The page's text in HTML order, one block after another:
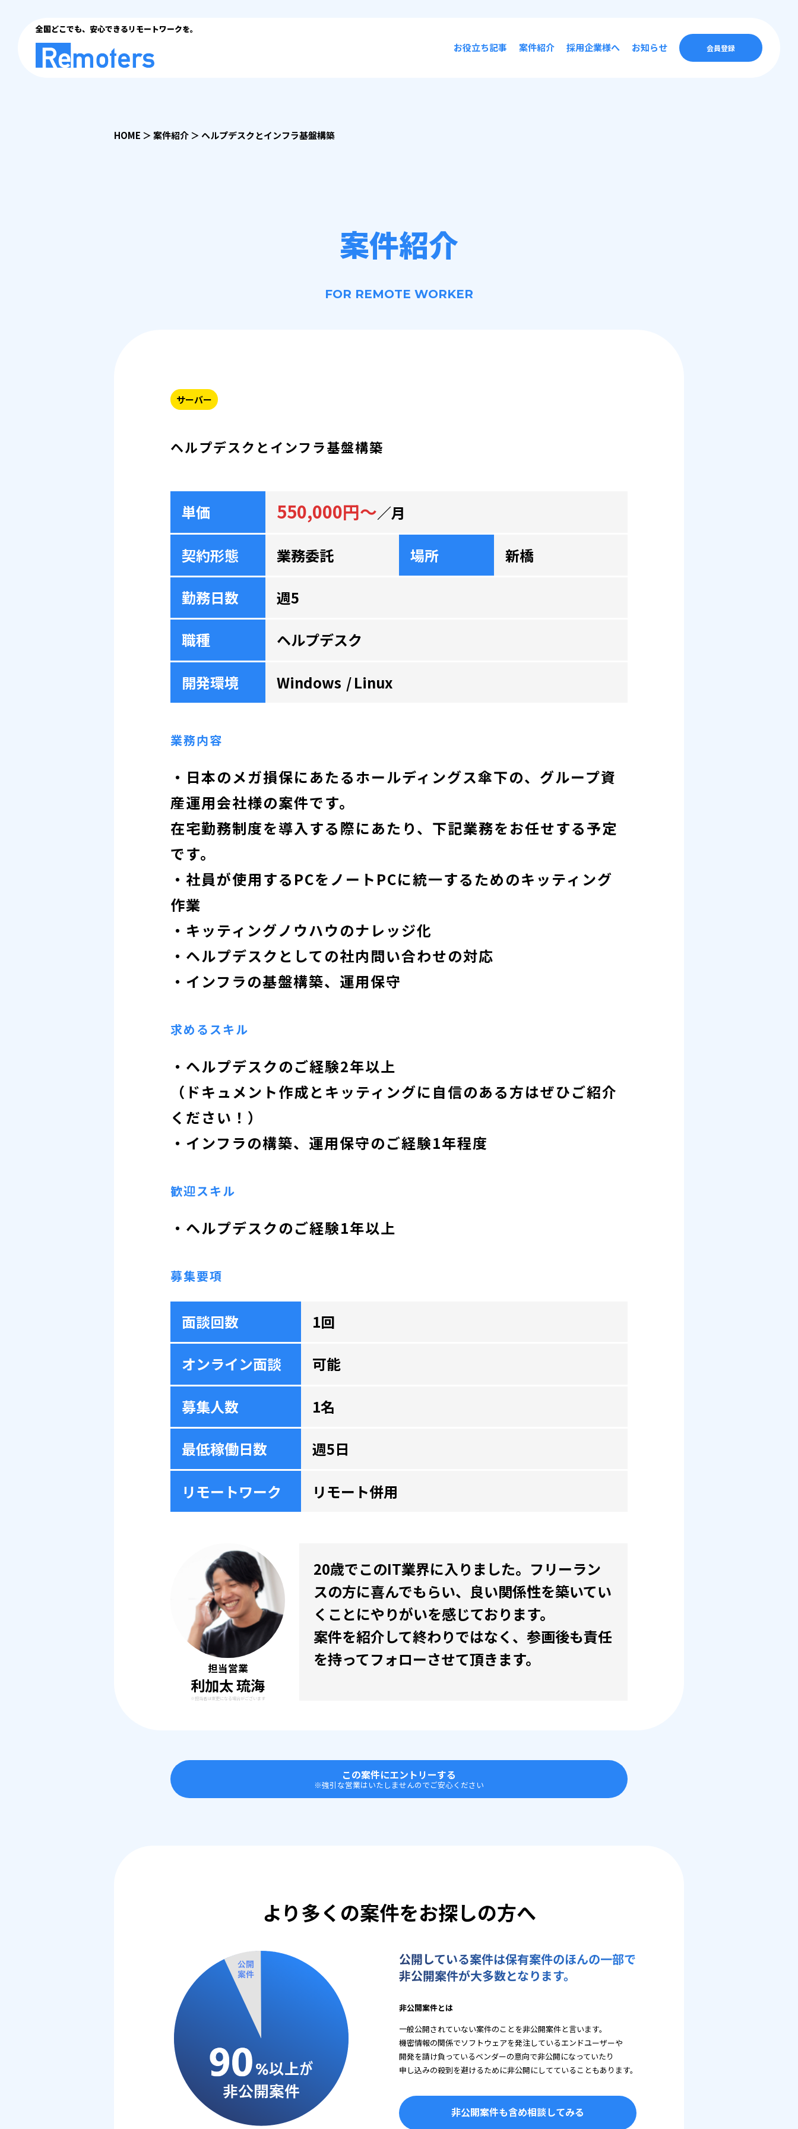
全国どこでも、安心できるリモートワークを。
お役立ち記事 案件紹介 採用企業様へ お知らせ 会員登録
HOME ＞案件紹介＞ヘルプデスクとインフラ基盤構築
案件紹介
FOR REMOTE WORKER
サーバー
ヘルプデスクとインフラ基盤構築
単価 550,000円～／月
契約形態 業務委託 場所 新橋
勤務日数 週5
職種 ヘルプデスク
開発環境 Windows Linux
業務内容
・日本のメガ損保にあたるホールディングス傘下の、グループ資
産運用会社様の案件です。
在宅勤務制度を導入する際にあたり、下記業務をお任せする予定
です。
・社員が使用するPCをノートPCに統一するためのキッティング
作業
・キッティングノウハウのナレッジ化
・ヘルプデスクとしての社内問い合わせの対応
・インフラの基盤構築、運用保守
求めるスキル
・ヘルプデスクのご経験2年以上
（ドキュメント作成とキッティングに自信のある方はぜひご紹介
ください！）
・インフラの構築、運用保守のご経験1年程度
歓迎スキル
・ヘルプデスクのご経験1年以上
募集要項
面談回数 1回
オンライン面談 可能
募集人数 1名
最低稼働日数 週5日
リモートワーク リモート併用
担当営業
利加太 琉海
※担当者は変更になる場合がございます
20歳でこのIT業界に入りました。フリーラン
スの方に喜んでもらい、良い関係性を築いてい
くことにやりがいを感じております。
案件を紹介して終わりではなく、参画後も責任
を持ってフォローさせて頂きます。
この案件にエントリーする
※強引な営業はいたしませんのでご安心ください
より多くの案件をお探しの方へ
公開している案件は保有案件のほんの一部で
非公開案件が大多数となります。
非公開案件とは
一般公開されていない案件のことを非公開案件と言います。
機密情報の関係でソフトウェアを発注しているエンドユーザーや
開発を請け負っているベンダーの意向で非公開になっていたり
申し込みの殺到を避けるために非公開にしてていることもあります。
非公開案件も含め相談してみる